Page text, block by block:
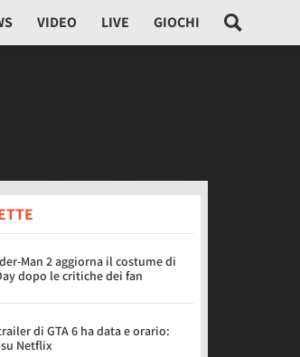
VIDEO LIVE GIOCHI
Man 2 aggiorna il costume di
dopo le critiche dei fan
di GTA 6 ha data e orario:
Netflix